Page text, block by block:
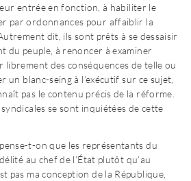
entrée en fonction, à habiliter le
par ordonnances pour affaiblir la
dit, ils sont prêts à se dessaisir
du peuple, à renoncer à examiner
librement des conséquences de telle ou
un blanc-seing à l’exécutif sur ce sujet,
pas le contenu précis de la réforme.
se sont inquiétées de cette
t-on que les représentants du
au chef de l’État plutôt qu’au
pas ma conception de la République,